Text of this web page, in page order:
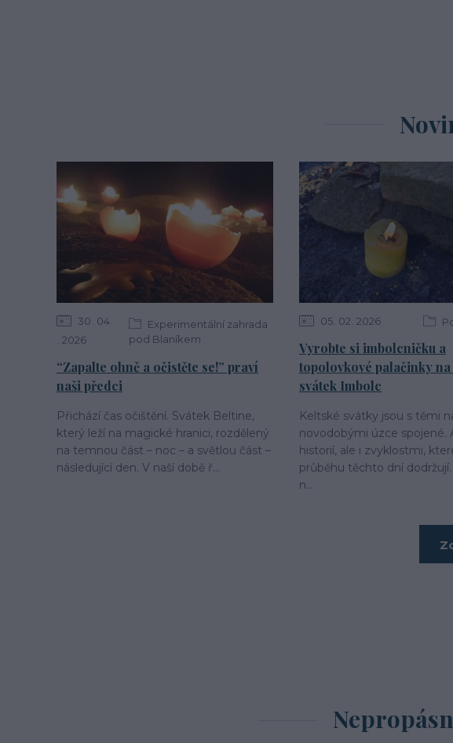
30 04
2026
Experimentální zahrada
pod Blaníkem
“Zapalte ohně a očistěte se!” praví
naši předci
Přichází čas očištění. Svátek Beltine,
který leží na magické hranici, rozdělený
na temnou část – noc – a světlou část –
následující den. V naší době ř...
05 02 2026
Vyrobte si imbolcničku a
topolovkové palačinky
svátek Imbolc
Keltské svátky jsou s těmi
novodobými úzce spojené.
historií, ale i zvyklostmi,
průběhu těchto dní
n...